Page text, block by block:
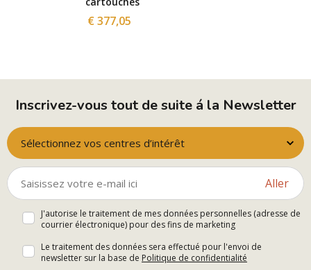
€ 377,05
Inscrivez-vous tout de suite á la Newsletter
Sélectionnez vos centres d’intérêt
Aller
J'autorise le traitement de mes données personnelles (adresse de
courrier électronique) pour des fins de marketing
Le traitement des données sera effectué pour l'envoi de
newsletter sur la base de Politique de confidentialité